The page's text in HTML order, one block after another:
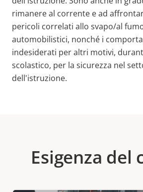
rimanere al corrente e ad
pericoli correlati allo svapo/al
automobilistici, nonché i
indesiderati per altri motivi,
scolastico, per la sicurezza nel
dell'istruzione.
Esigenza del